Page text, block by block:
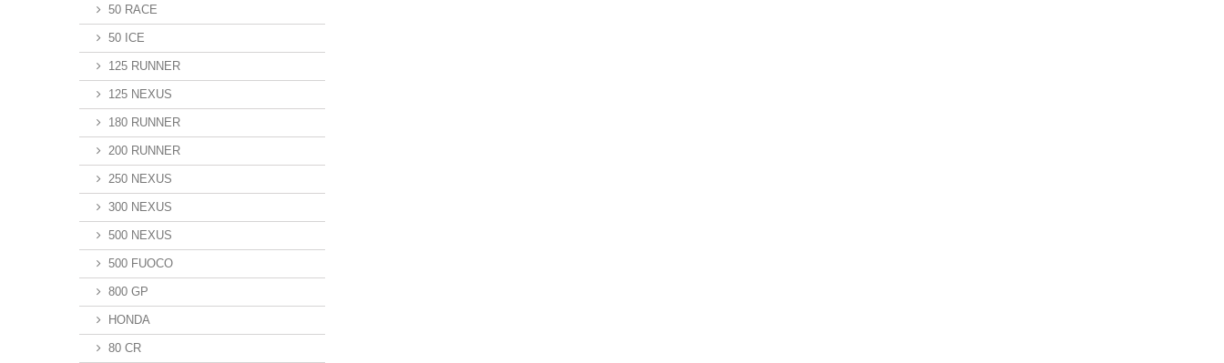
50 RACE
50 ICE
125 RUNNER
125 NEXUS
180 RUNNER
200 RUNNER
250 NEXUS
300 NEXUS
500 NEXUS
500 FUOCO
800 GP
HONDA
80 CR